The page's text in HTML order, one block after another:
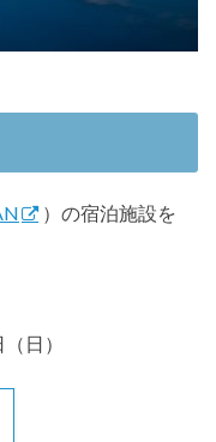
）の宿泊施設を
日）